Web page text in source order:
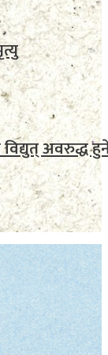
विद्युत् अवरुद्ध